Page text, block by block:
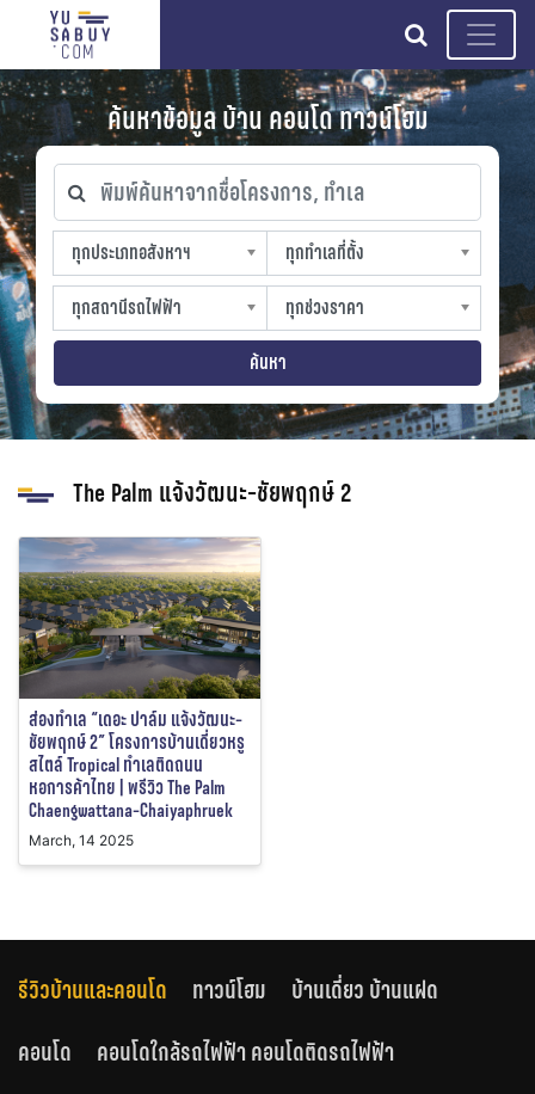
search
ค้นหาข้อมูล บ้าน คอนโด ทาวน์โฮม
พิมพ์ค้นหาจากชื่อโครงการ, ทำเล
ทุกประเภทอสังหาฯ
ทุกประเภทอสังหาฯ
sproperty
ทุกทำเลที่ตั้ง
ทุกทำเลที่ตั้ง
slocation
ทุกสถานีรถไฟฟ้า
ทุกสถานีรถไฟฟ้า
strain-station
ทุกช่วงราคา
ทุกช่วงราคา
sprice
ค้นหา
The Palm แจ้งวัฒนะ-ชัยพฤกษ์ 2
ส่องทำเล “เดอะ ปาล์ม แจ้งวัฒนะ-
ชัยพฤกษ์ 2” โครงการบ้านเดี่ยวหรู
สไตล์ Tropical ทำเลติดถนน
หอการค้าไทย | พรีวิว The Palm
Chaengwattana-Chaiyaphruek
March, 14 2025
รีวิวบ้านและคอนโด ทาวน์โฮม
บ้านเดี่ยว บ้านแฝด
คอนโด
คอนโดใกล้รถไฟฟ้า คอนโดติดรถไฟฟ้า